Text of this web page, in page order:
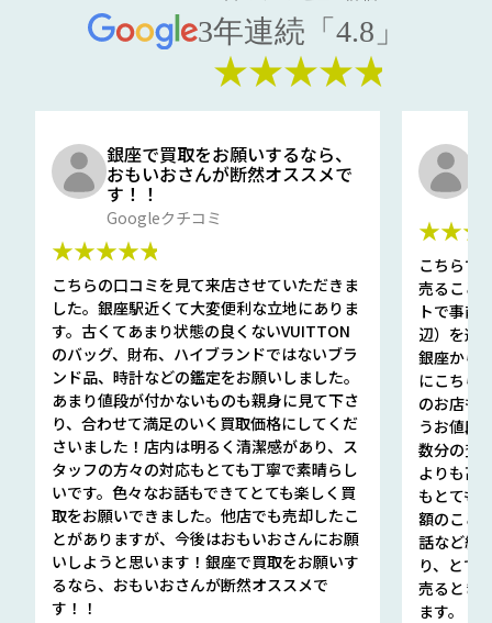
3年連続「4.8」
★★★★★
銀座で買取をお願いするなら、
おもいおさんが断然オススメで
す！！
Googleクチコミ
★★★★★
こちらの口コミを見て来店させていただきま
した。銀座駅近くて大変便利な立地にありま
す。古くてあまり状態の良くないVUITTON
のバッグ、財布、ハイブランドではないブラ
ンド品、時計などの鑑定をお願いしました。
あまり値段が付かないものも親身に見て下さ
り、合わせて満足のいく買取価格にしてくだ
さいました！店内は明るく清潔感があり、ス
タッフの方々の対応もとても丁寧で素晴らし
いです。色々なお話もできてとても楽しく買
取をお願いできました。他店でも売却したこ
とがありますが、今後はおもいおさんにお願
いしようと思います！銀座で買取をお願いす
るなら、おもいおさんが断然オススメで
す！！
こちらで
売ること
トで事前
辺）を選
銀座から
にこちら
のお店も
うお値段
数分の査
よりも高
もとても
額のこと
話など細
り、とて
売るとき
ます。